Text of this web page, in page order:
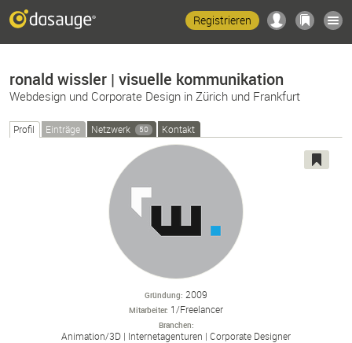
Registrieren
ronald wissler | visuelle kommunikation
Webdesign und Corporate Design in Zürich und Frankfurt
Profil Einträge Netzwerk 50 Kontakt
Gründung 2009
Mitarbeiter 1/Freelancer
Branchen
Animation/3D Internetagenturen Corporate Designer